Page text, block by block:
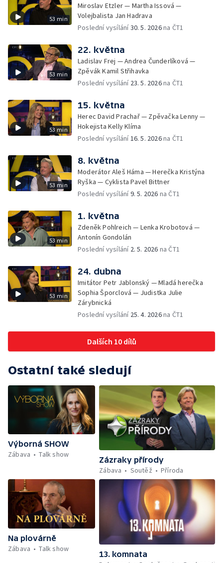
53 min
Miroslav Etzler — Martha Issová —
Volejbalista Jan Hadrava
Poslední vysílání30. 5. 2026na ČT1
53 min
22. května
Ladislav Frej — Andrea Čunderlíková —
Zpěvák Kamil Střihavka
Poslední vysílání 23. 5. 2026na ČT1
53 min
15. května
Herec David Prachař — Zpěvačka Lenny —
Hokejista Kelly Klíma
Poslední vysílání 16. 5. 2026na ČT1
53 min
8. května
Moderátor Aleš Háma — Herečka Kristýna
Ryška — Cyklista Pavel Bittner
Poslední vysílání9. 5. 2026 na ČT1
53 min
1. května
Zdeněk Pohlreich — Lenka Krobotová —
Antonín Gondolán
Poslední vysílání 2. 5. 2026 na ČT1
53 min
24. dubna
Imitátor Petr Jablonský — Mladá herečka
Sophia Šporclová — Judistka Julie
Zárybnická
Poslední vysílání 25. 4. 2026na ČT1
Dalších 10 dílů
Ostatní také sledují
Výborná SHOW
Zábava
Talk show
Zázraky přírody
Zábava
Soutěž Příroda
Na plovárně
Zábava
Talk show
13. komnata